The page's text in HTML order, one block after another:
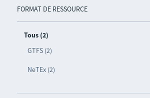
FORMAT DE RESSOURCE
Tous (2)
GTFS (2)
NeTEx (2)